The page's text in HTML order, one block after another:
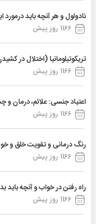
نادولول و هر آنچه باید
1166 روز پیش
تریکوتیلومانیا (اختلال در
1166 روز پیش
اعتیاد جنسی: علائم، درمان و
1166 روز پیش
رنگ درمانی و تقویت خلق و
1166 روز پیش
راه رفتن در خواب و آنچه باید
1166 روز پیش